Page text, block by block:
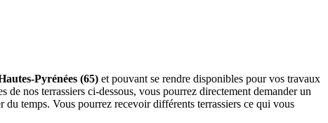
Pyrénées (65) et pouvant se rendre disponibles pour vos travaux
nos terrassiers ci-dessous, vous pourrez directement demander un
temps. Vous pourrez recevoir différents terrassiers ce qui vous